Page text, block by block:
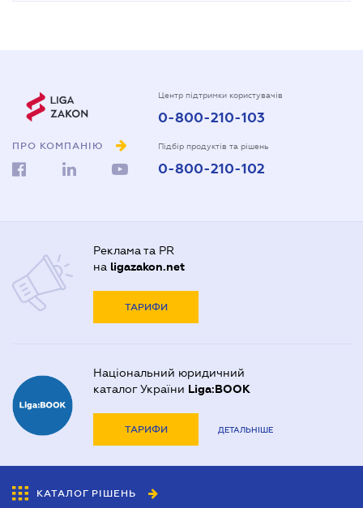
ПРО КОМПАНІЮ
Центр підтримки користувачів
0-800-210-103
Підбір продуктів та рішень
0-800-210-102
Реклама та PR
на ligazakon.net
ТАРИФИ
Національний юридичний
каталог України Liga:BOOK
ТАРИФИ ДЕТАЛЬНІШЕ
КАТАЛОГ РІШЕНЬ